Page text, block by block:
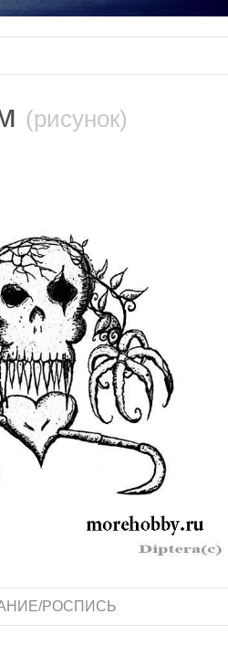
(рисунок)
РОСПИСЬ